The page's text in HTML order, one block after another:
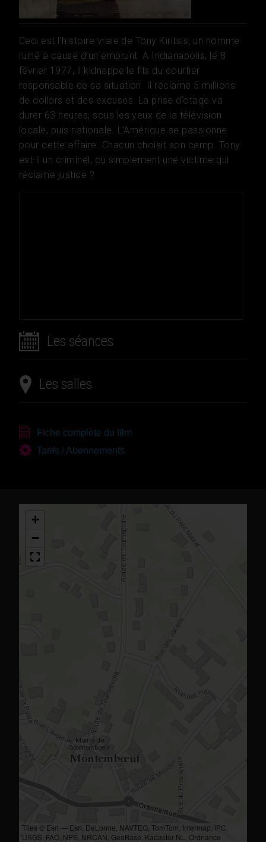
Ceci est l’histoire vraie de Tony Kiritsis, un homme
ruiné à cause d’un emprunt. A Indianapolis, le 8
février 1977, il kidnappe le fils du courtier
responsable de sa situation. Il réclame 5 millions
de dollars et des excuses. La prise d’otage va
durer 63 heures, sous les yeux de la télévision
locale, puis nationale. L’Amérique se passionne
pour cette affaire. Chacun choisit son camp. Tony
est-il un criminel, ou simplement une victime qui
réclame justice ?
Les séances
Les salles
Fiche complète du film
Tarifs / Abonnements
+
−
Tiles © Esri — Esri, DeLorme, NAVTEQ, TomTom, Intermap, iPC,
USGS, FAO, NPS, NRCAN, GeoBase, Kadaster NL, Ordnance